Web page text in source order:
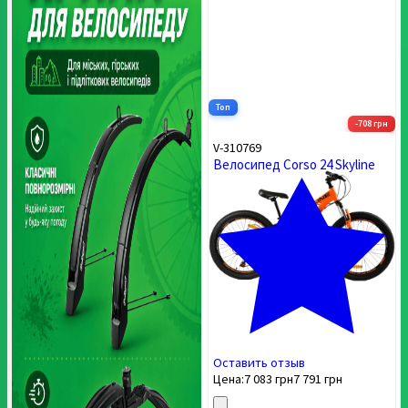
Топ
-708 грн
V-310769
Велосипед Corso 24 Skyline
Оставить отзыв
Цена:7 083 грн7 791 грн